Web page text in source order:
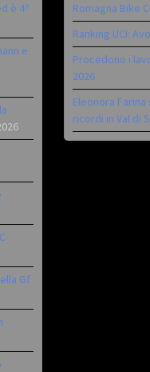
è 4^
e
Gf
Romagna Bike
Ranking UCI:
Procedono i
2026
Eleonora
ricordi in Val di